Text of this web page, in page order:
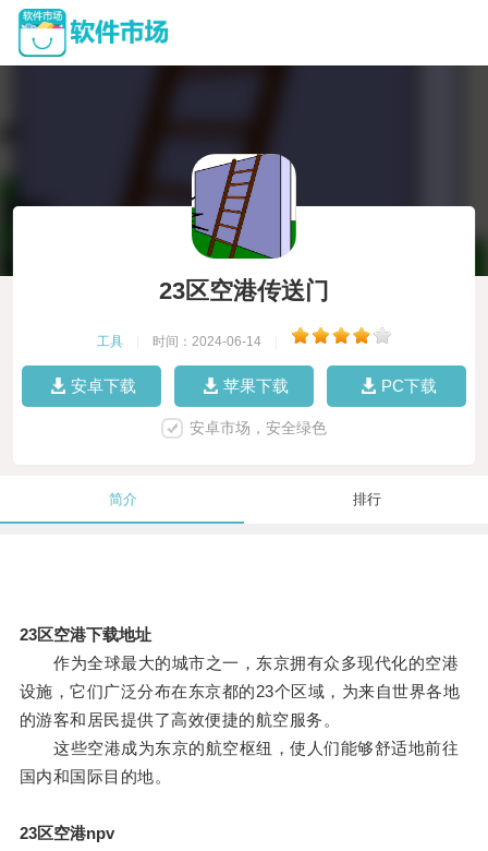
23区空港传送门
工具 时间：2024-06-14
安卓下载 苹果下载 PC下载
安卓市场，安全绿色
简介 排行
23区空港下载地址
作为全球最大的城市之一，东京拥有众多现代化的空港
设施，它们广泛分布在东京都的23个区域，为来自世界各地
的游客和居民提供了高效便捷的航空服务。
这些空港成为东京的航空枢纽，使人们能够舒适地前往
国内和国际目的地。
23区空港npv